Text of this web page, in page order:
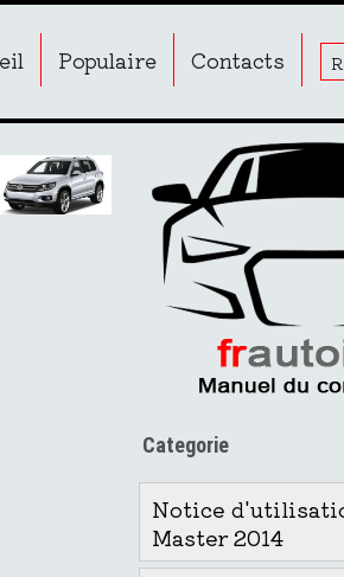
Populaire Contacts
Categorie
Notice
Master 2014